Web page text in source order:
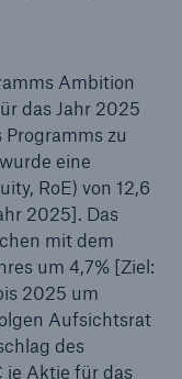
Ambition
das Jahr 2025
zu
eine
RoE) von 12,6
2025]. Das
mit dem
um 4,7% [Ziel:
2025 um
Aufsichtsrat
des
je Aktie für das